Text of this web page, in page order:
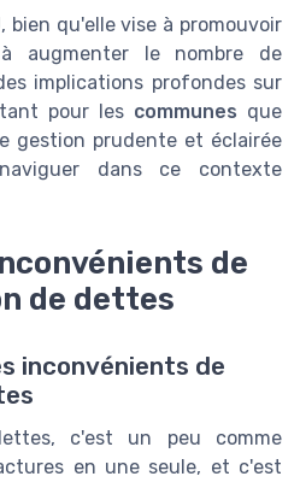
bien qu'elle vise à promouvoir
augmenter le nombre de
implications profondes sur
pour les communes que
gestion prudente et éclairée
dans ce contexte
de
de dettes
inconvénients de
c'est un peu comme
en une seule, et c'est